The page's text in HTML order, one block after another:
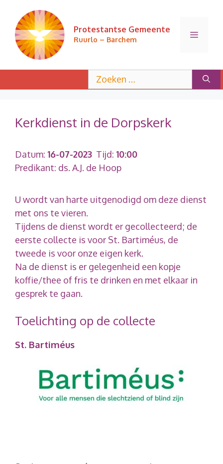
inhoud
Protestantse Gemeente
Ruurlo – Barchem
Menu
naar:
Kerkdienst in de Dorpskerk
Datum: 16-07-2023 Tijd: 10:00
Predikant: ds. A.J. de Hoop
U wordt van harte uitgenodigd om deze dienst
met ons te vieren.
Tijdens de dienst wordt er gecollecteerd; de
eerste collecte is voor St. Bartiméus, de
tweede is voor onze eigen kerk.
Na de dienst is er gelegenheid een kopje
koffie/thee of fris te drinken en met elkaar in
gesprek te gaan.
Toelichting op de collecte
St. Bartiméus